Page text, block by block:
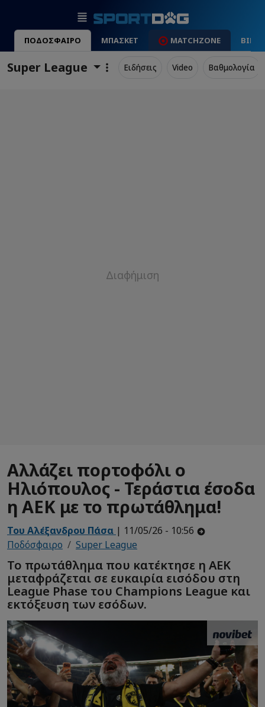
ΠΟΔΟΣΦΑΙΡΟ ΜΠΑΣΚΕΤ MATCHZONE
Super League Ειδήσεις Video Βαθμολογία
Αλλάζει πορτοφόλι ο
Ηλιόπουλος - Τεράστια έσοδα
η ΑΕΚ με το πρωτάθλημα!
Του Αλέξανδρου Πάσα | 11/05/26 - 10:56
Ποδόσφαιρο
Super League
Το πρωτάθλημα που κατέκτησε η ΑΕΚ
μεταφράζεται σε ευκαιρία εισόδου στη
League Phase του Champions League και
εκτόξευση των εσόδων.